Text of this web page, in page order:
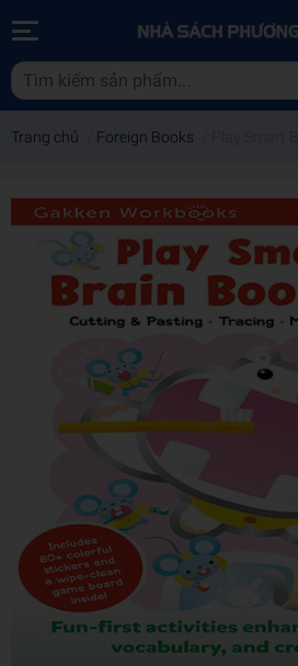
Trang chủ Foreign Books